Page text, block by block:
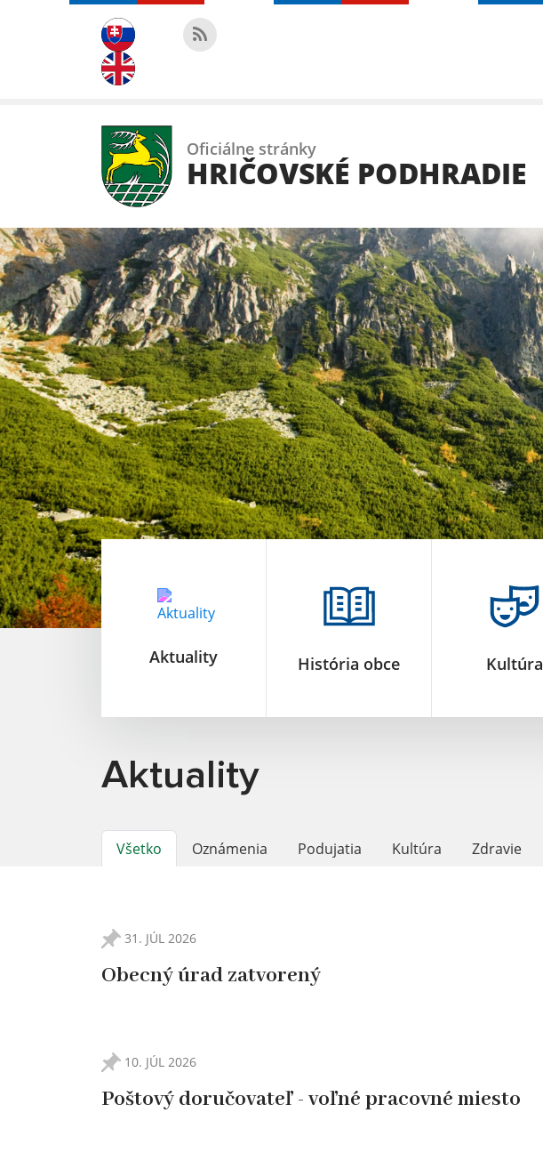
Oficiálne stránky
HRIČOVSKÉ PODHRADIE
Aktuality História obce Kultúra
Aktuality
Všetko Oznámenia Podujatia Kultúra Zdravie
31. JÚL 2026
Obecný úrad zatvorený
10. JÚL 2026
Poštový doručovateľ - voľné pracovné miesto